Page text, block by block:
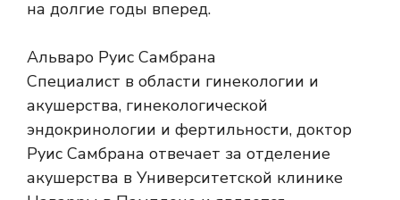
на долгие годы вперед.
Альваро Руис Самбрана
Специалист в области гинекологии и
акушерства, гинекологической
эндокринологии и фертильности, доктор
Руис Самбрана отвечает за отделение
акушерства в Университетской клинике